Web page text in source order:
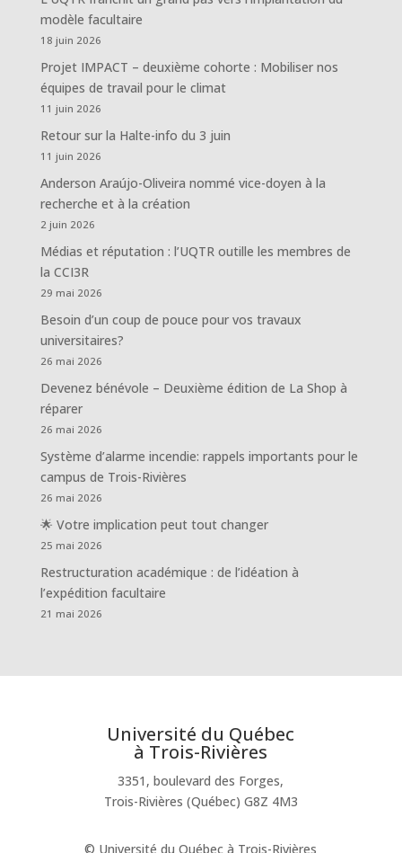
modèle facultaire
18 juin 2026
Projet IMPACT – deuxième cohorte : Mobiliser nos
équipes de travail pour le climat
11 juin 2026
Retour sur la Halte-info du 3 juin
11 juin 2026
Anderson Araújo-Oliveira nommé vice-doyen à la
recherche et à la création
2 juin 2026
Médias et réputation : l’UQTR outille les membres de
la CCI3R
29 mai 2026
Besoin d’un coup de pouce pour vos travaux
universitaires?
26 mai 2026
Devenez bénévole – Deuxième édition de La Shop à
réparer
26 mai 2026
Système d’alarme incendie: rappels importants pour le
campus de Trois-Rivières
26 mai 2026
🌟 Votre implication peut tout changer
25 mai 2026
Restructuration académique : de l’idéation à
l’expédition facultaire
21 mai 2026
Université du Québec
à Trois-Rivières
3351, boulevard des Forges,
Trois-Rivières (Québec) G8Z 4M3
© Université du Québec à Trois-Rivières